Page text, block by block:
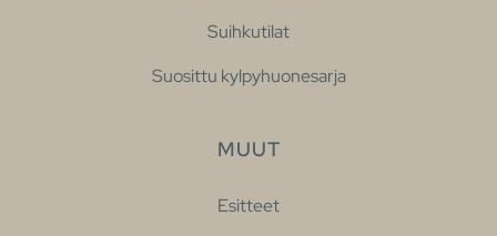
Suihkutilat
Suosittu kylpyhuonesarja
MUUT
Esitteet